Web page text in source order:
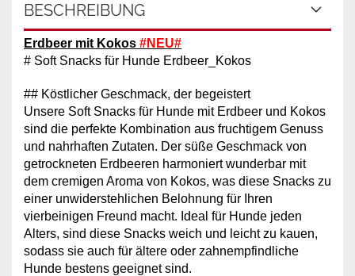
BESCHREIBUNG
Erdbeer mit Kokos #NEU#
# Soft Snacks für Hunde Erdbeer_Kokos
## Köstlicher Geschmack, der begeistert
Unsere Soft Snacks für Hunde mit Erdbeer und Kokos
sind die perfekte Kombination aus fruchtigem Genuss
und nahrhaften Zutaten. Der süße Geschmack von
getrockneten Erdbeeren harmoniert wunderbar mit
dem cremigen Aroma von Kokos, was diese Snacks zu
einer unwiderstehlichen Belohnung für Ihren
vierbeinigen Freund macht. Ideal für Hunde jeden
Alters, sind diese Snacks weich und leicht zu kauen,
sodass sie auch für ältere oder zahnempfindliche
Hunde bestens geeignet sind.